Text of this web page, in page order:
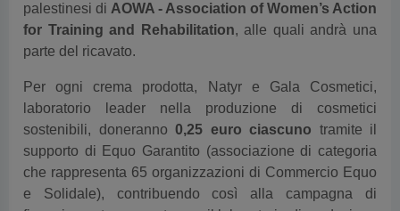
palestinesi di AOWA - Association of Women’s Action
for Training and Rehabilitation, alle quali andrà una
parte del ricavato.
Per ogni crema prodotta, Natyr e Gala Cosmetici,
laboratorio leader nella produzione di cosmetici
sostenibili, doneranno 0,25 euro ciascuno tramite il
supporto di Equo Garantito (associazione di categoria
che rappresenta 65 organizzazioni di Commercio Equo
e Solidale), contribuendo così alla campagna di